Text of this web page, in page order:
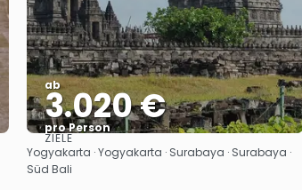
ab
3.020 €
pro Person
Sehen
ZIELE
Yogyakarta · Yogyakarta · Surabaya · Surabaya ·
Süd Bali